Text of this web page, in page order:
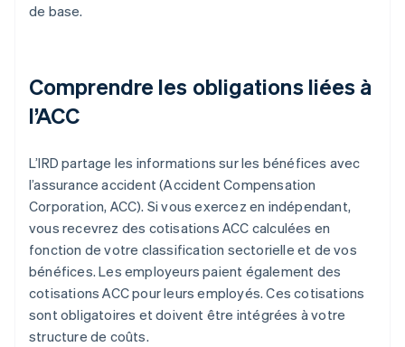
de base.
Comprendre les obligations liées à
l’ACC
L’IRD partage les informations sur les bénéfices avec
l’assurance accident (Accident Compensation
Corporation, ACC). Si vous exercez en indépendant,
vous recevrez des cotisations ACC calculées en
fonction de votre classification sectorielle et de vos
bénéfices. Les employeurs paient également des
cotisations ACC pour leurs employés. Ces cotisations
sont obligatoires et doivent être intégrées à votre
structure de coûts.